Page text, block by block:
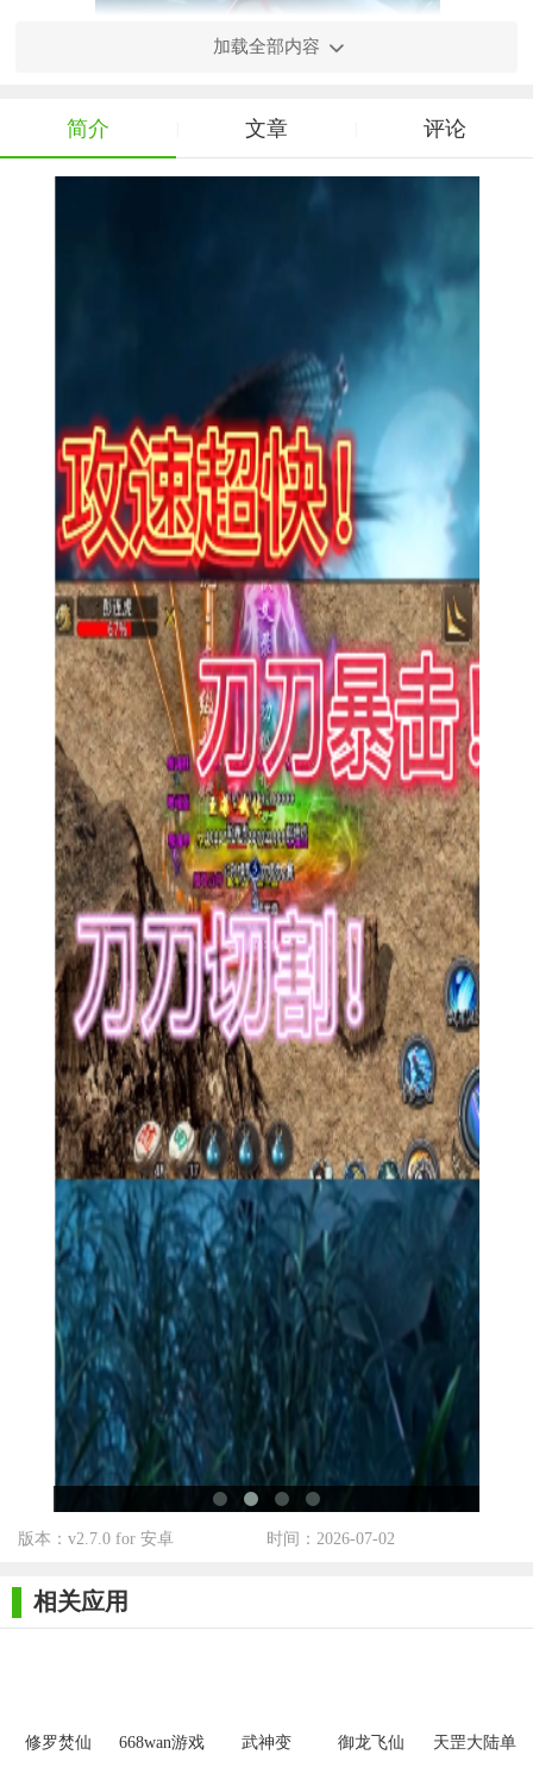
1. 角色选择：玩家在创建角色时可以选择不同的门派和职
2. 装备系统：通过打怪、副本、交易等方式获取装备，装备
可提升角色属性，并解锁特殊技能。
3. 武功修炼：游戏内设有丰富的武功体系，玩家需通过打坐
冥想、完成任务、参与活动等方式提升内功修为，从而学习更高
阶的武功。
【攻速武侠过程】
1. 新手引导：玩家初入江湖时，将通过一系列的新手任务和
教程，了解游戏的基本操作和玩法。
2. 主线任务：完成一系列的主线任务，推动剧情发展，逐步
解锁新的地图和功能。
3. 副本挑战：参与各种副本挑战，与队友协作击败BOSS，获
取稀有装备和材料。
【攻速武侠攻略】
1. 快速升级：初期可通过完成新手任务和日常任务快速提升
等级，同时积极参与各类活动也能获得大量经验。
2. 合理分配资源：在装备和武功选择上，应根据自身职业特
点和需求进行合理分配，避免资源浪费。
3. 结交盟友：加入或创建帮派，与盟友一起参与帮派战、攻
城等大型活动，增强实力并体验团队协作的乐趣。
【攻速武侠测评】
《攻速武侠》以其独特的武侠风格、高攻速的战斗体验和丰
富的游戏内容，为玩家打造了一个充满挑战与机遇的武侠世界。
游戏不仅注重玩家的个人成长，更强调团队合作和策略运用，让
玩家在享受战斗快感的同时，也能感受到深厚的武侠文化底蕴。
然而，游戏在后期可能会因内容更新速度和玩家活跃度等因素影
响体验，建议开发者持续优化游戏平衡性和增加新内容以保持玩
家的长期兴趣。
加载全部内容
简介 文章 评论
版本：v2.7.0 for 安卓 时间：2026-07-02
相关应用
修罗焚仙
668wan游戏
武神变 御龙飞仙
天罡大陆单